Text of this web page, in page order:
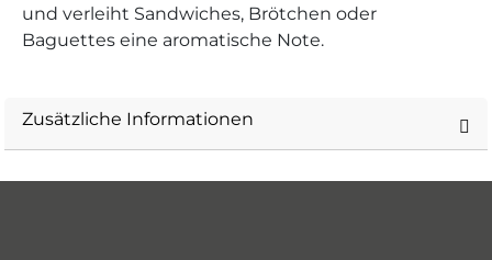
und verleiht Sandwiches, Brötchen oder
Baguettes eine aromatische Note.
Zusätzliche Informationen